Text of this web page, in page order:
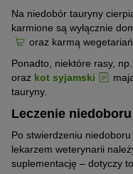
Na niedobór tauryny
karmione są wyłącznie
oraz karmą
Ponadto, niektóre rasy, np.
oraz kot syjamski
tauryny.
Leczenie
Po stwierdzeniu
lekarzem weterynarii
suplementację – dotyczy